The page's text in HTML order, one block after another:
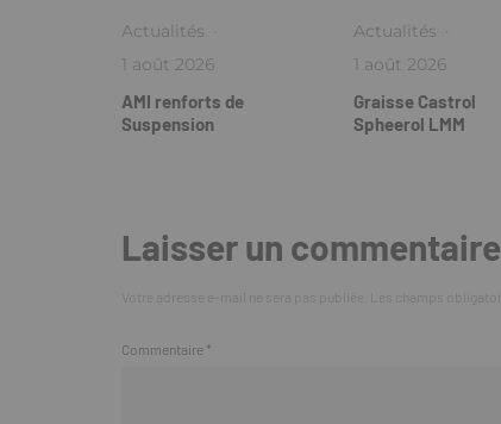
Actualités ·
1 août 2026
AMI renforts de
Suspension
Actualités ·
1 août 2026
Graisse Castrol
Spheerol LMM
Laisser un commentaire
Commentaire *